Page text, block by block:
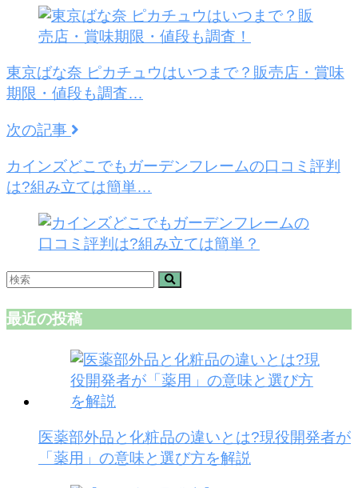
東京ばな奈 ピカチュウはいつまで？販売店・賞味
期限・値段も調査…
次の記事
カインズどこでもガーデンフレームの口コミ評判
は?組み立ては簡単…
最近の投稿
医薬部外品と化粧品の違いとは?現役開発者が
「薬用」の意味と選び方を解説